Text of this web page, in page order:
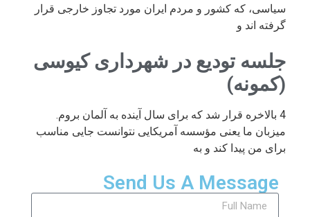
سیاسی، که کشور و مردم ایران مورد تجاوز خارجی قرار
گرفته اند و
جلسه تودیع در شهرداری کیوسی
(کمونه)
4 بالاخره قرار شد که برای سال آینده به آلمان بروم.
میزبان ما یعنی مؤسسه آمریکایی نتوانست جایی مناسب
برای من پیدا کند و به
Send Us A Message